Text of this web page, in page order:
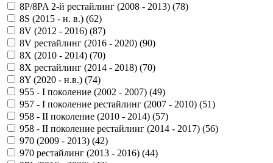
8P/8PA 2-й рестайлинг (2008 - 2013) (78)
8S (2015 - н. в.) (62)
8V (2012 - 2016) (87)
8V рестайлинг (2016 - 2020) (90)
8X (2010 - 2014) (70)
8X рестайлинг (2014 - 2018) (70)
8Y (2020 - н.в.) (74)
955 - I поколение (2002 - 2007) (49)
957 - I поколение рестайлинг (2007 - 2010) (51)
958 - II поколение (2010 - 2014) (57)
958 - II поколение рестайлинг (2014 - 2017) (56)
970 (2009 - 2013) (42)
970 рестайлинг (2013 - 2016) (44)